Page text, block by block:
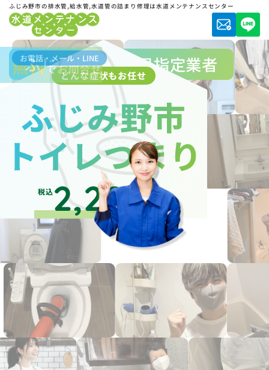
ふじみ野市の排水管,給水管,水道管の詰まり修理は水道メンテナンスセンター
ふじみ野市水道局指定業者
どんな症状もお任せ
ふじみ野市
トイレつまり
税込2,200円～
お電話・メール・LINE
無料でお問合せ